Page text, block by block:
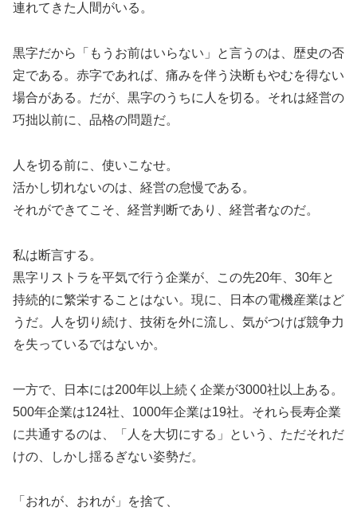
連れてきた人間がいる。
黒字だから「もうお前はいらない」と言うのは、歴史の否
定である。赤字であれば、痛みを伴う決断もやむを得ない
場合がある。だが、黒字のうちに人を切る。それは経営の
巧拙以前に、品格の問題だ。
人を切る前に、使いこなせ。
活かし切れないのは、経営の怠慢である。
それができてこそ、経営判断であり、経営者なのだ。
私は断言する。
黒字リストラを平気で行う企業が、この先20年、30年と
持続的に繁栄することはない。現に、日本の電機産業はど
うだ。人を切り続け、技術を外に流し、気がつけば競争力
を失っているではないか。
一方で、日本には200年以上続く企業が3000社以上ある。
500年企業は124社、1000年企業は19社。それら長寿企業
に共通するのは、「人を大切にする」という、ただそれだ
けの、しかし揺るぎない姿勢だ。
「おれが、おれが」を捨て、